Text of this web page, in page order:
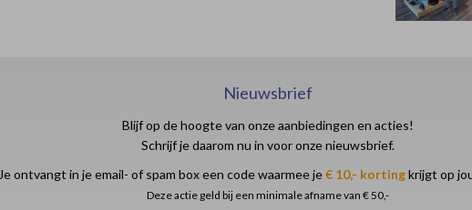
Nieuwsbrief
Blijf op de hoogte van onze aanbiedingen en acties!
Schrijf je daarom nu in voor onze nieuwsbrief.
Je ontvangt in je email- of spam box een code waarmee je€ 10,- kortingkrijgt op
Deze actie geld bij een minimale afname van € 50,-